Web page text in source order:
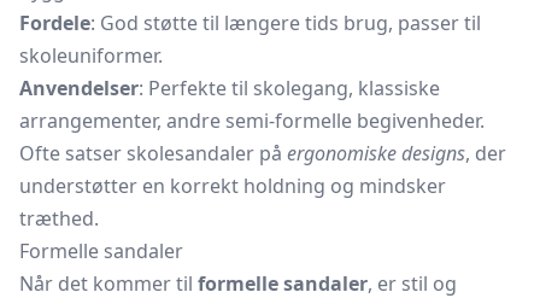
Fordele: God støtte til længere tids brug, passer til
skoleuniformer.
Anvendelser: Perfekte til skolegang, klassiske
arrangementer, andre semi-formelle begivenheder.
Ofte satser skolesandaler på ergonomiske designs, der
understøtter en korrekt holdning og mindsker
træthed.
Formelle sandaler
Når det kommer til formelle sandaler, er stil og